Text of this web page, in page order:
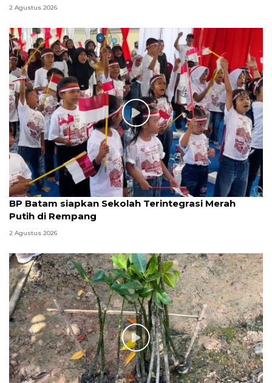
2 Agustus 2026
BP Batam siapkan Sekolah Terintegrasi Merah
Putih di Rempang
2 Agustus 2026